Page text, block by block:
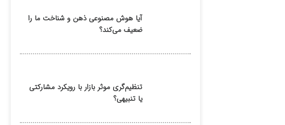
آیا هوش مصنوعی ذهن و شناخت ما را
ضعیف می‌کند؟
تنظیم‌گری موثر بازار با رویکرد مشارکتی
یا تنبیهی؟